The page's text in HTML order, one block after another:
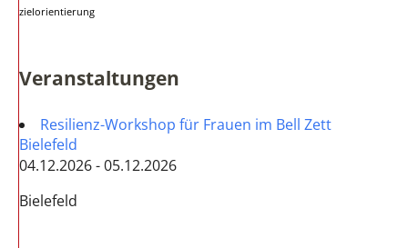
zielorientierung
Veranstaltungen
Resilienz-Workshop für Frauen im Bell Zett
Bielefeld
04.12.2026 - 05.12.2026
Bielefeld